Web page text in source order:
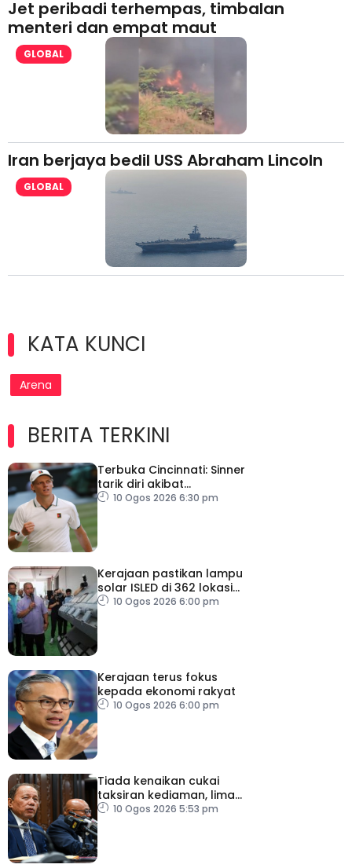
Jet peribadi terhempas, timbalan
menteri dan empat maut
GLOBAL
Iran berjaya bedil USS Abraham Lincoln
GLOBAL
KATA KUNCI
Arena
BERITA TERKINI
Terbuka Cincinnati: Sinner
tarik diri akibat
kecederaan lutut
10 Ogos 2026 6:30 pm
Kerajaan pastikan lampu
solar ISLED di 362 lokasi
berkualiti, selamat
10 Ogos 2026 6:00 pm
Kerajaan terus fokus
kepada ekonomi rakyat
10 Ogos 2026 6:00 pm
Tiada kenaikan cukai
taksiran kediaman, lima
tahun akan datang
10 Ogos 2026 5:53 pm